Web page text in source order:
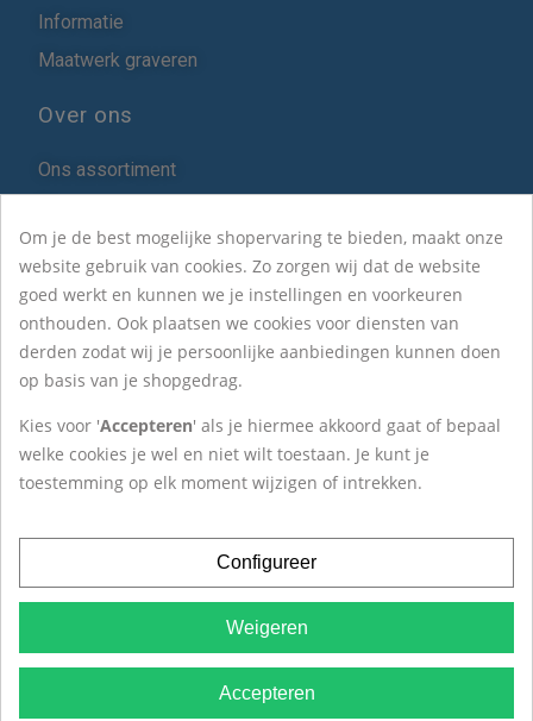
Informatie
Maatwerk graveren
Over ons
Ons assortiment
Over Het ZilverHuys
Contact
Het ZilverHuys®
Krokus 20
1619BD Andijk
Tel:+31(0)228-527 263
Algemene Voorwaarden|Privacy
2026Het ZilverHuys®
Om je de best mogelijke shopervaring te bieden, maakt onze
website gebruik van cookies. Zo zorgen wij dat de website
goed werkt en kunnen we je instellingen en voorkeuren
onthouden. Ook plaatsen we cookies voor diensten van
derden zodat wij je persoonlijke aanbiedingen kunnen doen
op basis van je shopgedrag.
Kies voor 'Accepteren' als je hiermee akkoord gaat of bepaal
welke cookies je wel en niet wilt toestaan. Je kunt je
toestemming op elk moment wijzigen of intrekken.
Configureer
Weigeren
Accepteren